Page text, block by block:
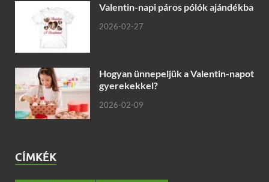
Valentin-napi páros pólók ajándékba
2026-02-27
Hogyan ünnepeljük a Valentin-napot
gyerekekkel?
2026-02-09
CÍMKÉK